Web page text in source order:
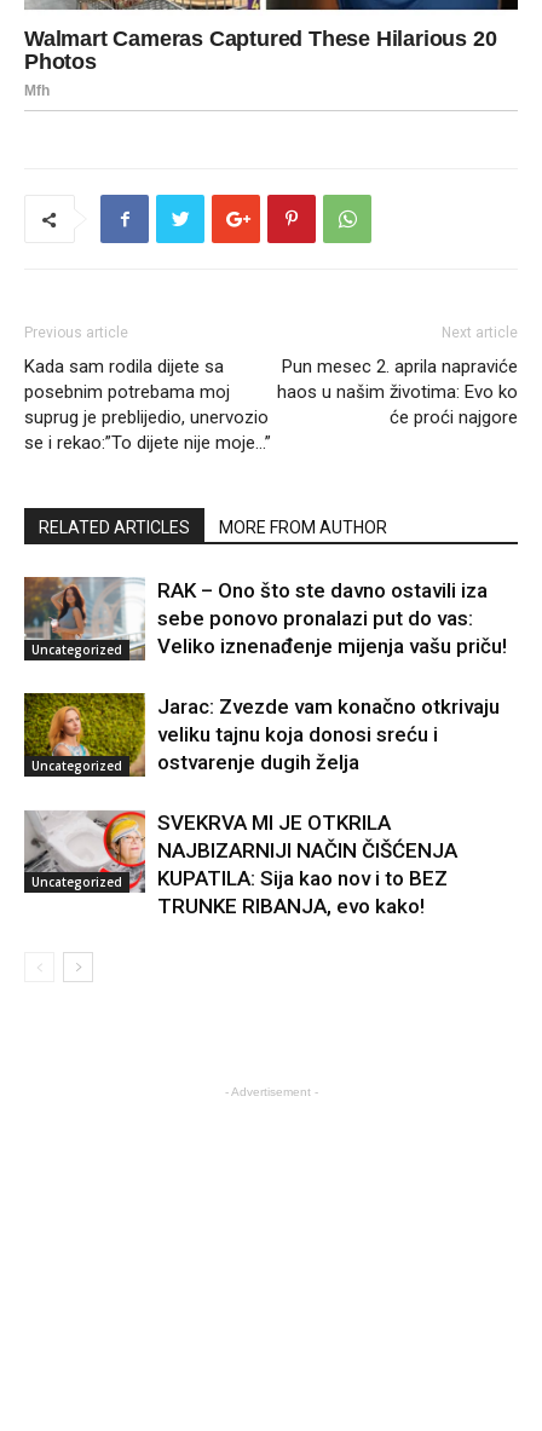
Previous article
Kada sam rodila dijete sa
posebnim potrebama moj
suprug je preblijedio, unervozio
se i rekao:”To dijete nije moje…”
Next article
Pun mesec 2. aprila napraviće
haos u našim životima: Evo ko
će proći najgore
RELATED ARTICLES MORE FROM AUTHOR
Uncategorized
RAK – Ono što ste davno ostavili iza
sebe ponovo pronalazi put do vas:
Veliko iznenađenje mijenja vašu priču!
Uncategorized
Jarac: Zvezde vam konačno otkrivaju
veliku tajnu koja donosi sreću i
ostvarenje dugih želja
Uncategorized
SVEKRVA MI JE OTKRILA
NAJBIZARNIJI NAČIN ČIŠĆENJA
KUPATILA: Sija kao nov i to BEZ
TRUNKE RIBANJA, evo kako!
- Advertisement -